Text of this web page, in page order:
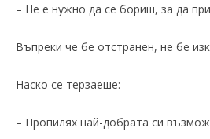
– Не е нужно да се бориш, за да
Въпреки че бе отстранен, не бе
Наско се терзаеше:
– Пропилях най-добрата си